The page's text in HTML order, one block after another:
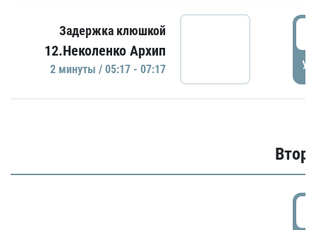
Задержка клюшкой
12.Неколенко Архип
2 минуты / 05:17 - 07:17